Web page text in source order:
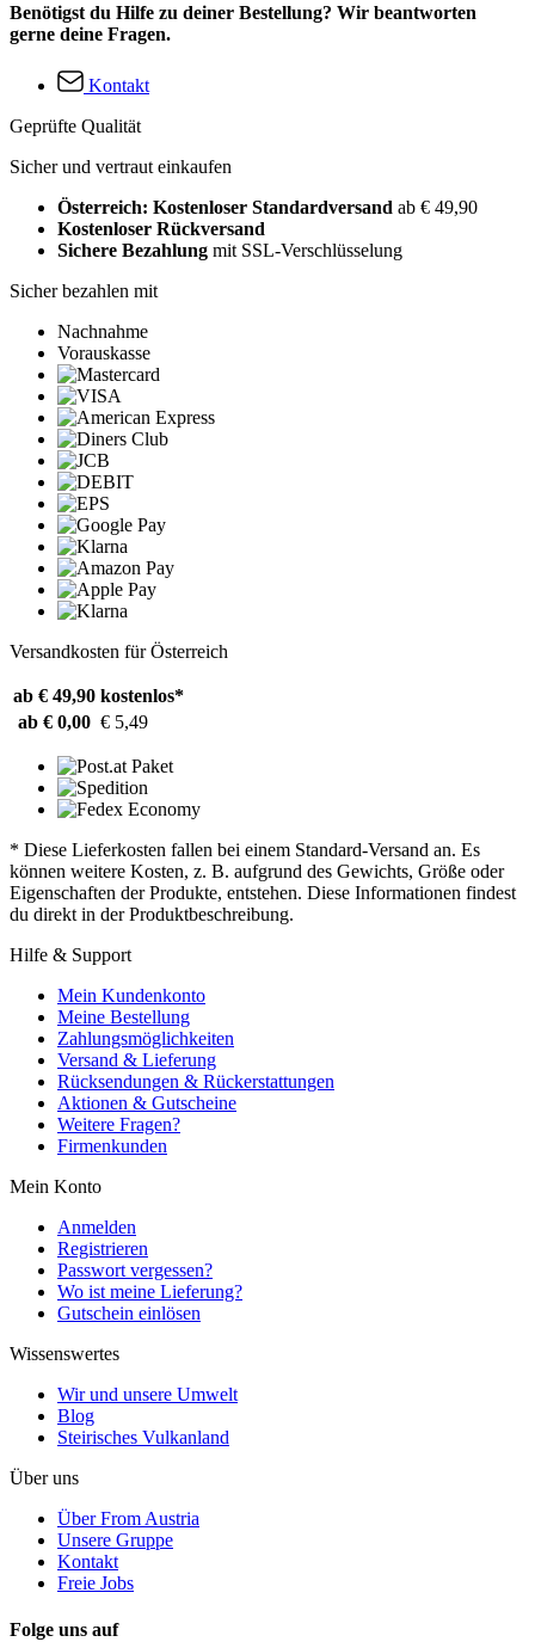
Benötigst du Hilfe zu deiner Bestellung? Wir beantworten
gerne deine Fragen.
Kontakt
Geprüfte Qualität
Sicher und vertraut einkaufen
Österreich: Kostenloser Standardversand ab € 49,90
Kostenloser Rückversand
Sichere Bezahlung mit SSL-Verschlüsselung
Sicher bezahlen mit
Nachnahme
Vorauskasse
Versandkosten für Österreich
ab € 49,90 kostenlos*
ab € 0,00 € 5,49
* Diese Lieferkosten fallen bei einem Standard-Versand an. Es
können weitere Kosten, z. B. aufgrund des Gewichts, Größe oder
Eigenschaften der Produkte, entstehen. Diese Informationen findest
du direkt in der Produktbeschreibung.
Hilfe & Support
Mein Kundenkonto
Meine Bestellung
Zahlungsmöglichkeiten
Versand & Lieferung
Rücksendungen & Rückerstattungen
Aktionen & Gutscheine
Weitere Fragen?
Firmenkunden
Mein Konto
Anmelden
Registrieren
Passwort vergessen?
Wo ist meine Lieferung?
Gutschein einlösen
Wissenswertes
Wir und unsere Umwelt
Blog
Steirisches Vulkanland
Über uns
Über From Austria
Unsere Gruppe
Kontakt
Freie Jobs
Folge uns auf